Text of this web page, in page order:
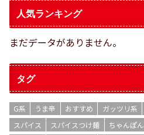
人気ランキング
まだデータがありません。
タグ
G系 うま辛 おすすめ ガッツリ系
スパイス
スパイスつけ麺 ちゃんぽん